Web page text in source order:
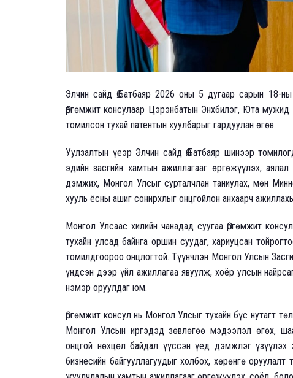
Элчин сайд Ө.Батбаяр 2026 оны 5 дугаар сарын
Өргөмжит консулаар Цэрэнбатын Энхбилэг, Юта
томилсон тухай патентын хуулбарыг гардуулан өгөв.
Уулзалтын үеэр Элчин сайд Ө.Батбаяр шинээр
эдийн засгийн хамтын ажиллагааг өргөжүүлэх,
дэмжих, Монгол Улсыг сурталчлан таниулах, мөн
хууль ёсны ашиг сонирхлыг онцгойлон анхаарч
Монгол Улсаас хилийн чанадад суугаа Өргөмжит
тухайн улсад байнга оршин суудаг, хариуцсан
томилдгоороо онцлогтой. Түүнчлэн Монгол Улсын
үндсэн дээр үйл ажиллагаа явуулж, хоёр улсын
нэмэр оруулдаг юм.
Өргөмжит консул нь Монгол Улсыг тухайн бүс нутагт
Монгол Улсын иргэдэд зөвлөгөө мэдээлэл өгөх,
онцгой нөхцөл байдал үүссэн үед дэмжлэг
бизнесийн байгууллагуудыг холбох, хөрөнгө